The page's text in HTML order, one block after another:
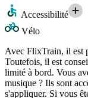
Accessibilité
Vélo
Avec FlixTrain, il est
Toutefois, il est
limité à bord. Vous
musique ? Ils sont
s'appliquer. Si vous